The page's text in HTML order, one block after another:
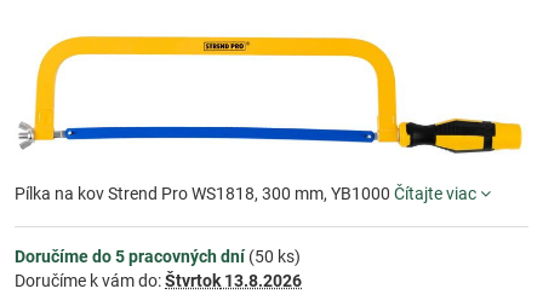
Pílka na kov Strend Pro WS1818, 300 mm, YB1000 Čítajte viac
Doručíme do 5 pracovných dní(50 ks)
Doručíme k vám do:Štvrtok 13.8.2026